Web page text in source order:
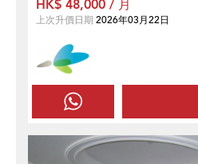
HK$ 48,000 / 月
上次升價日期 2026年03月22日